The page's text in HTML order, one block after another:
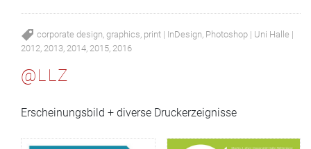
corporate design, graphics, print | InDesign, Photoshop | Uni Halle |
2012, 2013, 2014, 2015, 2016
@LLZ
Erscheinungsbild + diverse Druckerzeignisse